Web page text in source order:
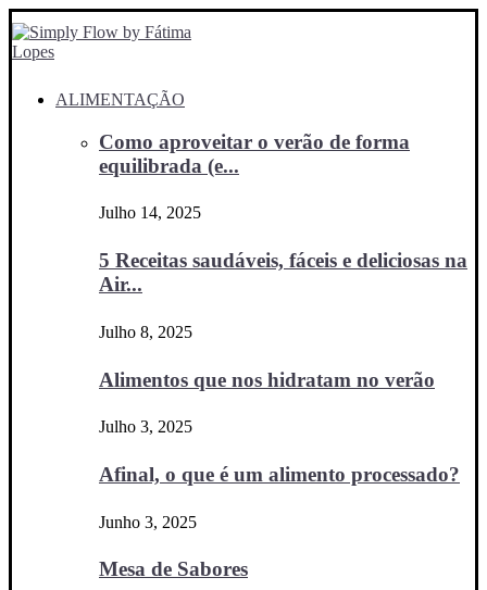
ALIMENTAÇÃO
Como aproveitar o verão de forma
equilibrada (e...
Julho 14, 2025
5 Receitas saudáveis, fáceis e deliciosas na
Air...
Julho 8, 2025
Alimentos que nos hidratam no verão
Julho 3, 2025
Afinal, o que é um alimento processado?
Junho 3, 2025
Mesa de Sabores